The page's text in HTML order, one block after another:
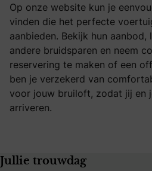
Op onze website kun je
vinden die het perfecte
aanbieden. Bekijk hun aanbod,
andere bruidsparen en neem
reservering te maken of een
ben je verzekerd van
voor jouw bruiloft, zodat jij en
arriveren.
Jullie trouwdag